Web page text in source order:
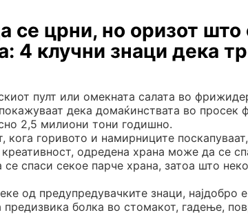
се црни, но оризот што
4 клучни знаци дека
пулт или омекната салата во
дека домаќинствата во просек
2,5 милиони тони годишно.
кога горивото и намирниците
одредена храна може да се
спаси секое парче храна, затоа што
од предупредувачките знаци, најдобро
болка во стомакот, гадење,